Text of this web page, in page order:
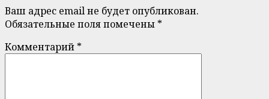
Ваш адрес email не будет опубликован.
Обязательные поля помечены *
Комментарий *